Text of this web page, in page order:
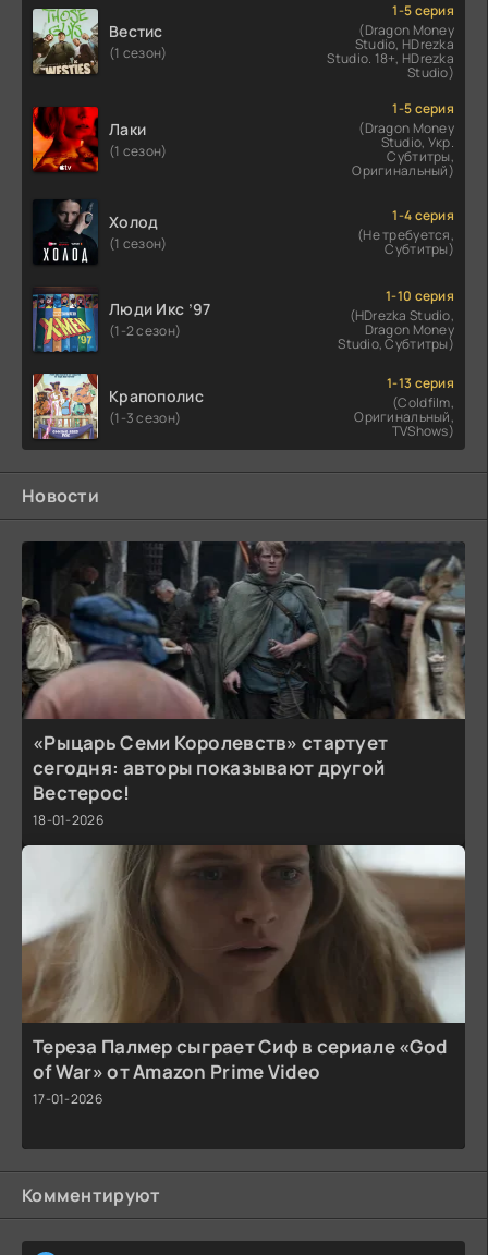
Вестис
(1 сезон)
1-5 серия
(Dragon Money
Studio, HDrezka
Studio. 18+, HDrezka
Studio)
Лаки
(1 сезон)
1-5 серия
(Dragon Money
Studio, Укр.
Субтитры,
Оригинальный)
Холод
(1 сезон)
1-4 серия
(Не требуется,
Субтитры)
Люди Икс ’97
(1-2 сезон)
1-10 серия
(HDrezka Studio,
Dragon Money
Studio, Субтитры)
Крапополис
(1-3 сезон)
1-13 серия
(Coldfilm,
Оригинальный,
TVShows)
Новости
«Рыцарь Семи Королевств» стартует
сегодня: авторы показывают другой
Вестерос!
18-01-2026
Тереза Палмер сыграет Сиф в сериале «God
of War» от Amazon Prime Video
17-01-2026
Комментируют